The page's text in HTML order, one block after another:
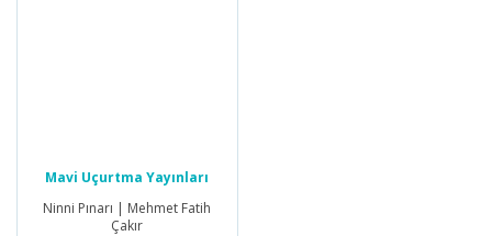
Mavi Uçurtma Yayınları
Ninni Pınarı | Mehmet Fatih
Çakır